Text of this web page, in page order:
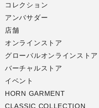
コレクション
アンバサダー
店舗
オンラインストア
グローバルオンラインストア
バーチャルストア
イベント
HORN GARMENT
CLASSIC COLLECTION